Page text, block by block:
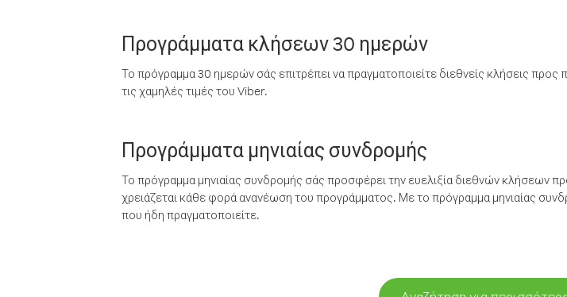
Προγράμματα κλήσεων 30 ημερών
Το πρόγραμμα 30 ημερών σάς επιτρέπει να πραγματοποιείτε διεθνείς κλήσεις
τις χαμηλές τιμές του Viber.
Προγράμματα μηνιαίας συνδρομής
Το πρόγραμμα μηνιαίας συνδρομής σάς προσφέρει την ευελιξία διεθνών κλήσεων
χρειάζεται κάθε φορά ανανέωση του προγράμματος. Με το πρόγραμμα μηνιαίας
που ήδη πραγματοποιείτε.